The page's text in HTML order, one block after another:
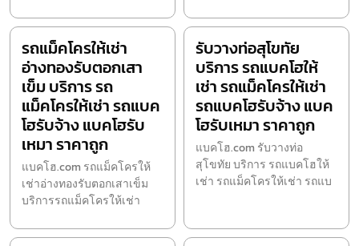
รถแม็คโครให้เช่า
อ่างทองรับตอกเสา
เข็ม บริการ รถ
แม็คโครให้เช่า รถแบค
โฮรับจ้าง แบคโฮรับ
เหมา ราคาถูก
แบคโฮ.com รถแม็คโครให้
เช่าอ่างทองรับตอกเสาเข็ม
บริการรถแม็คโครให้เช่า
รับวางท่อสุโขทัย
บริการ รถแบคโฮให้
เช่า รถแม็คโครให้เช่า
รถแบคโฮรับจ้าง แบค
โฮรับเหมา ราคาถูก
แบคโฮ.com รับวางท่อ
สุโขทัย บริการ รถแบคโฮให้
เช่า รถแม็คโครให้เช่า รถแบ